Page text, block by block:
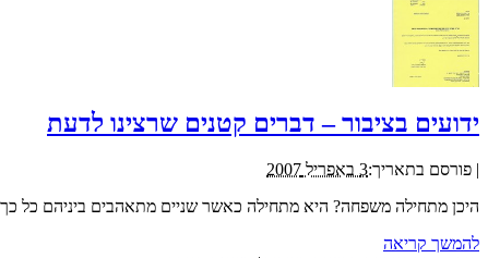
ידועים בציבור – דברים קטנים שרצינו לדעת
| פורסם בתאריך:3 באפריל 2007
היכן מתחילה משפחה? היא מתחילה כאשר שניים מתאהבים ביניהם כל
להמשך קריאה